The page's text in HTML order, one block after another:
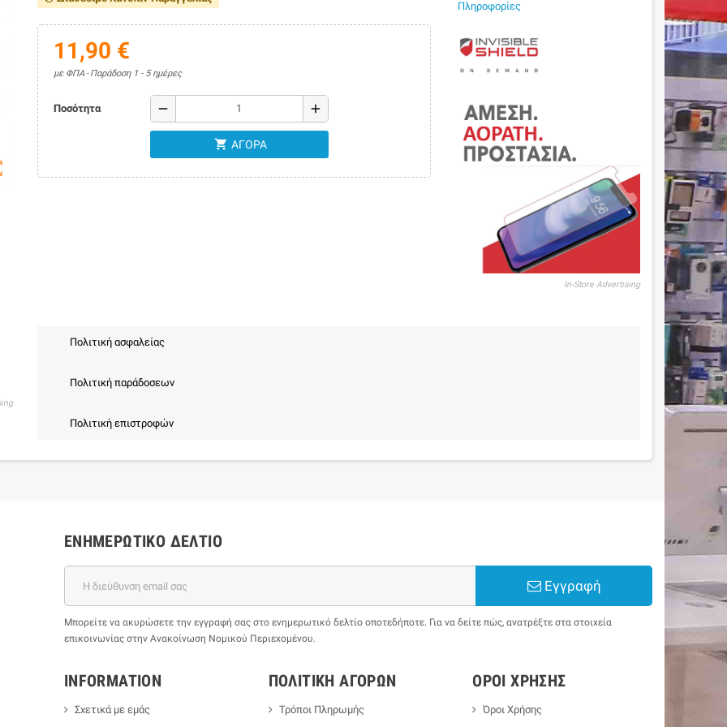
11,90 €
με ΦΠΑ Παράδοση 1 - 5 ημέρες
Ποσότητα remove add
shopping_cart ΑΓΟΡΆ
Πληροφορίες
In-Store Advertising
Πολιτική ασφαλείας
Πολιτική παράδοσεων
Πολιτική επιστροφών
ΕΝΗΜΕΡΩΤΙΚΌ ΔΕΛΤΊΟ
Εγγραφή
Μπορείτε να ακυρώσετε την εγγραφή σας στο ενημερωτικό δελτίο οποτεδήποτε. Για να δείτε πώς, ανατρέξτε στα στοιχεία
επικοινωνίας στην Ανακοίνωση Νομικού Περιεχομένου.
INFORMATION
Σχετικά με εμάς
ΠΟΛΙΤΙΚΉ ΑΓΟΡΏΝ
Τρόποι Πληρωμής
ΌΡΟΙ ΧΡΉΣΗΣ
Όροι Χρήσης